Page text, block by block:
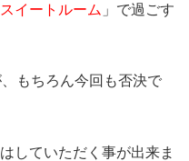
スイートルーム 」で過ごす
もちろん今回も否決で
していただく事が出来ま